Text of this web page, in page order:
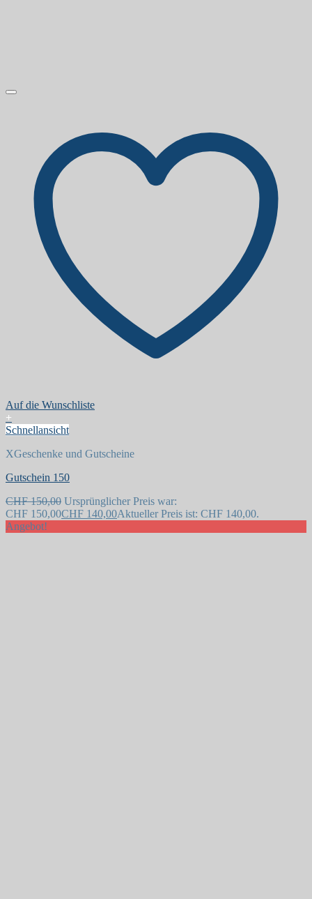
Auf die Wunschliste
+
Schnellansicht
XGeschenke und Gutscheine
Gutschein 150
CHF150,00 Ursprünglicher Preis war:
CHF 150,00CHF 140,00Aktueller Preis ist: CHF 140,00.
Angebot!